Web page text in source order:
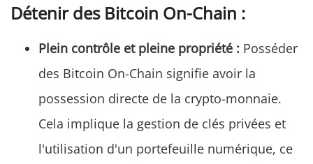
Détenir des Bitcoin On-Chain :
Plein contrôle et pleine propriété : Posséder
des Bitcoin On-Chain signifie avoir la
possession directe de la crypto-monnaie.
Cela implique la gestion de clés privées et
l'utilisation d'un portefeuille numérique, ce